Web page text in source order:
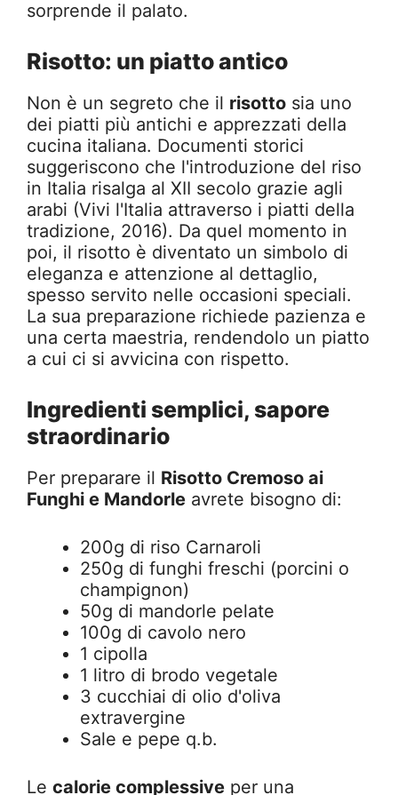
sorprende il palato.
Risotto: un piatto antico
Non è un segreto che il risotto sia uno
dei piatti più antichi e apprezzati della
cucina italiana. Documenti storici
suggeriscono che l'introduzione del riso
in Italia risalga al XII secolo grazie agli
arabi (Vivi l'Italia attraverso i piatti della
tradizione, 2016). Da quel momento in
poi, il risotto è diventato un simbolo di
eleganza e attenzione al dettaglio,
spesso servito nelle occasioni speciali.
La sua preparazione richiede pazienza e
una certa maestria, rendendolo un piatto
a cui ci si avvicina con rispetto.
Ingredienti semplici, sapore
straordinario
Per preparare il Risotto Cremoso ai
Funghi e Mandorle avrete bisogno di:
200g di riso Carnaroli
250g di funghi freschi (porcini o
champignon)
50g di mandorle pelate
100g di cavolo nero
1 cipolla
1 litro di brodo vegetale
3 cucchiai di olio d'oliva
extravergine
Sale e pepe q.b.
Le calorie complessive per una